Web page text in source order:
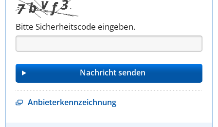
Bitte Sicherheitscode eingeben.
Anbieterkennzeichnung